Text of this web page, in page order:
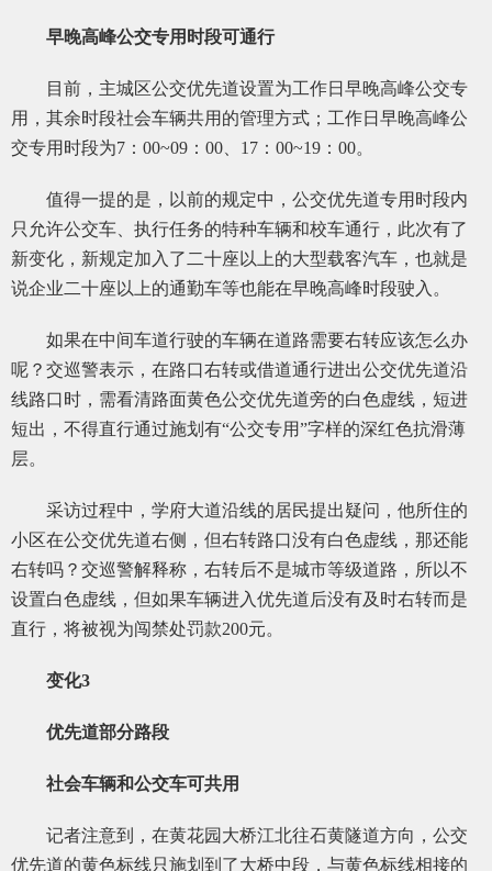
早晚高峰公交专用时段可通行
目前，主城区公交优先道设置为工作日早晚高峰公交专
用，其余时段社会车辆共用的管理方式；工作日早晚高峰公
交专用时段为7：00~09：00、17：00~19：00。
值得一提的是，以前的规定中，公交优先道专用时段内
只允许公交车、执行任务的特种车辆和校车通行，此次有了
新变化，新规定加入了二十座以上的大型载客汽车，也就是
说企业二十座以上的通勤车等也能在早晚高峰时段驶入。
如果在中间车道行驶的车辆在道路需要右转应该怎么办
呢？交巡警表示，在路口右转或借道通行进出公交优先道沿
线路口时，需看清路面黄色公交优先道旁的白色虚线，短进
短出，不得直行通过施划有“公交专用”字样的深红色抗滑薄
层。
采访过程中，学府大道沿线的居民提出疑问，他所住的
小区在公交优先道右侧，但右转路口没有白色虚线，那还能
右转吗？交巡警解释称，右转后不是城市等级道路，所以不
设置白色虚线，但如果车辆进入优先道后没有及时右转而是
直行，将被视为闯禁处罚款200元。
变化3
优先道部分路段
社会车辆和公交车可共用
记者注意到，在黄花园大桥江北往石黄隧道方向，公交
优先道的黄色标线只施划到了大桥中段，与黄色标线相接的